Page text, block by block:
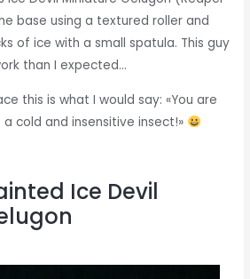
base using a textured roller and
of ice with a small spatula. This guy
than I expected…
this is what I would say: «You are
cold and insensitive insect!»
Ice Devil